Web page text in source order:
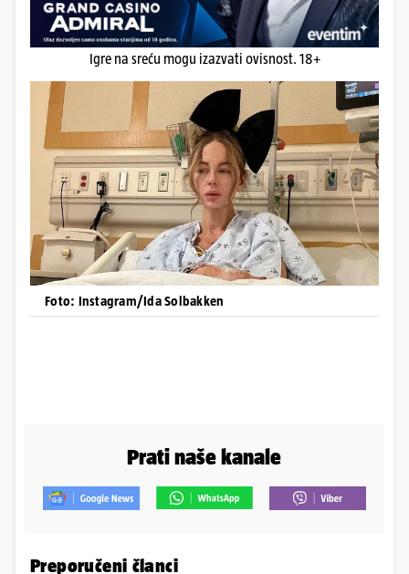
Igre na sreću mogu izazvati ovisnost. 18+
Foto: Instagram/Ida Solbakken
Prati naše kanale
Preporučeni članci